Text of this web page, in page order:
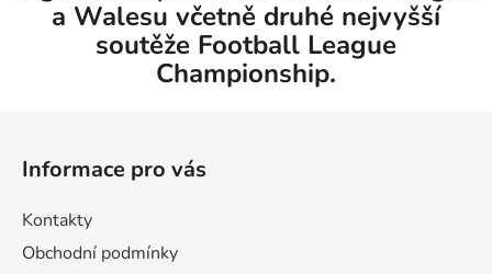
a Walesu včetně druhé nejvyšší
soutěže Football League
Championship.
Informace pro vás
Kontakty
Obchodní podmínky